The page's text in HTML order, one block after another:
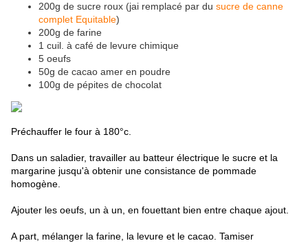
200g de sucre roux (jai remplacé par du sucre de canne
complet Equitable)
200g de farine
1 cuil. à café de levure chimique
5 oeufs
50g de cacao amer en poudre
100g de pépites de chocolat
Préchauffer le four à 180°c.
Dans un saladier, travailler au batteur électrique le sucre et la
margarine jusqu'à obtenir une consistance de pommade
homogène.
Ajouter les oeufs, un à un, en fouettant bien entre chaque ajout.
A part, mélanger la farine, la levure et le cacao. Tamiser